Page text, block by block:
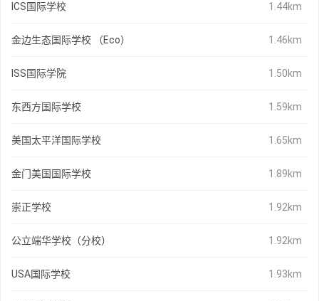
ICS国际学校 1.44km
金边生态国际学校 （Eco） 1.46km
ISS国际学院 1.50km
东西方国际学校 1.59km
美国太平洋国际学校 1.65km
金门美国国际学校 1.89km
崇正学校 1.92km
公立端华学校（分校） 1.92km
USA国际学校 1.93km